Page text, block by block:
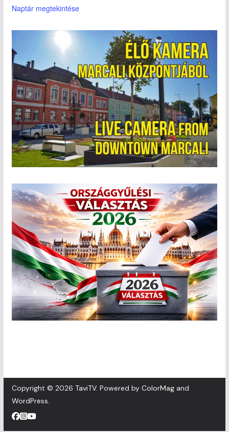
Naptár megtekintése
Copyright © 2026 TaviTV. Powered by ColorMagand
WordPress.